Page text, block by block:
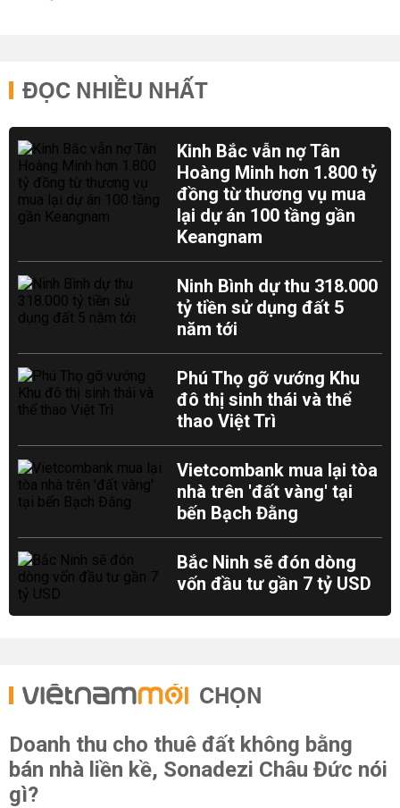
ĐỌC NHIỀU NHẤT
Kinh Bắc vẫn nợ Tân
Hoàng Minh hơn 1.800 tỷ
đồng từ thương vụ mua
lại dự án 100 tầng gần
Keangnam
Ninh Bình dự thu 318.000
tỷ tiền sử dụng đất 5
năm tới
Phú Thọ gỡ vướng Khu
đô thị sinh thái và thể
thao Việt Trì
Vietcombank mua lại tòa
nhà trên 'đất vàng' tại
bến Bạch Đằng
Bắc Ninh sẽ đón dòng
vốn đầu tư gần 7 tỷ USD
CHỌN
Doanh thu cho thuê đất không bằng
bán nhà liền kề, Sonadezi Châu Đức nói
gì?